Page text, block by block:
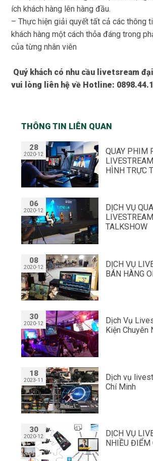
ích khách hàng lên hàng đầu.
– Thực hiện giải quyết tất cả các thông
khách hàng một cách thỏa đáng trong
của từng nhân viên
Quý khách có nhu cầu livetsream
vui lòng liên hệ về Hotline:
THÔNG TIN LIÊN QUAN
28
2020-12
QUAY PHIM
HÌNH TRỰC
06
2020-12
DỊCH VỤ
LIVESTREAM
TALKSHOW
08
2020-12
DỊCH VỤ
BÁN HÀNG
30
2020-12
Dịch Vụ
Kiện Chuyên
18
2023-11
Dịch vụ
Chí Minh
30
2020-12
DỊCH VỤ
NHIỀU ĐIỂM